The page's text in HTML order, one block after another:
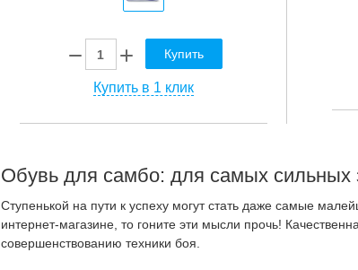
Купить
Купить в 1 клик
Обувь для самбо: для самых сильных
Ступенькой на пути к успеху могут стать даже самые
интернет-магазине, то гоните эти мысли прочь!
совершенствованию техники боя.